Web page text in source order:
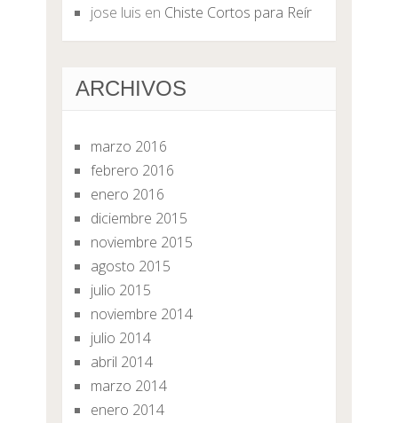
jose luis en Chiste Cortos para Reír
ARCHIVOS
marzo 2016
febrero 2016
enero 2016
diciembre 2015
noviembre 2015
agosto 2015
julio 2015
noviembre 2014
julio 2014
abril 2014
marzo 2014
enero 2014